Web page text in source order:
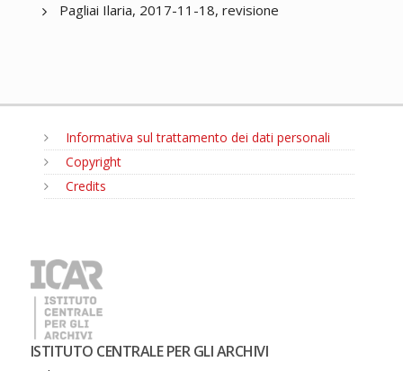
Pagliai Ilaria, 2017-11-18, revisione
Informativa sul trattamento dei dati personali
Copyright
Credits
ISTITUTO CENTRALE PER GLI ARCHIVI